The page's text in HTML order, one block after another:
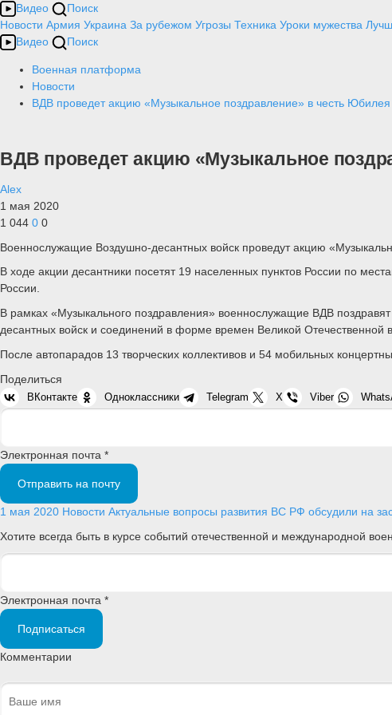
Видео
Поиск
Новости Армия Украина За рубежом Угрозы Техника Уроки мужества
Видео
Поиск
Военная платформа
Новости
ВДВ проведет акцию «Музыкальное поздравление» в честь
ВДВ проведет акцию «Музыкальное
Alex
1 мая 2020
1 044 0 0
Военнослужащие Воздушно-десантных войск проведут акцию
В ходе акции десантники посетят 19 населенных пунктов России по
России.
В рамках «Музыкального поздравления» военнослужащие ВДВ
десантных войск и соединений в форме времен Великой Отечественной
После автопарадов 13 творческих коллективов и 54 мобильных
Поделиться
ВКонтакте Одноклассники Telegram X Viber
Электронная почта *
Отправить на почту
1 мая 2020 Новости Актуальные вопросы развития ВС РФ обсудили на
Хотите всегда быть в курсе событий отечественной и международной
Электронная почта *
Подписаться
Комментарии